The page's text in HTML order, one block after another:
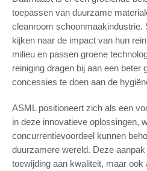
toepassen van duurzame
cleanroom schoonmaakindustrie.
kijken naar de impact van hun
milieu en passen groene
reiniging dragen bij aan een beter
concessies te doen aan de
ASML positioneert zich als een
in deze innovatieve oplossingen,
concurrentievoordeel kunnen
duurzamere wereld. Deze
toewijding aan kwaliteit, maar